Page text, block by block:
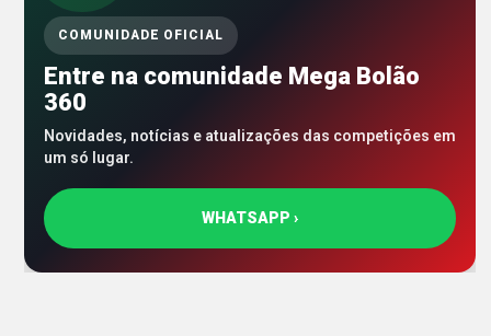
COMUNIDADE OFICIAL
Entre na comunidade Mega Bolão
360
Novidades, notícias e atualizações das competições em
um só lugar.
WHATSAPP ›